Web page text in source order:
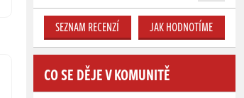
SEZNAM RECENZÍ JAK HODNOTÍME
CO SE DĚJE V KOMUNITĚ